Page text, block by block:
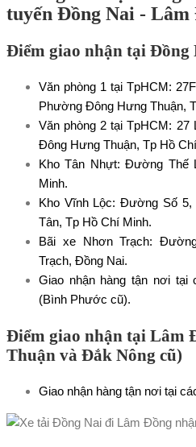
tuyến Đồng Nai - Lâm
Điểm giao nhận tại Đồng
Văn phòng 1 tại TpHCM:
Phường Đông Hưng Thuận,
Văn phòng 2 tại TpHCM:
Đông Hưng Thuận, Tp Hồ
Kho Tân Nhựt: Đường Thế
Minh.
Kho Vĩnh Lộc: Đường Số
Tân, Tp Hồ Chí Minh.
Bãi xe Nhơn Trạch:
Trạch, Đồng Nai.
Giao nhận hàng tận nơi
(Bình Phước cũ).
Điểm giao nhận tại Lâm
Thuận và Đắk Nông cũ)
Giao nhận hàng tận nơi tại